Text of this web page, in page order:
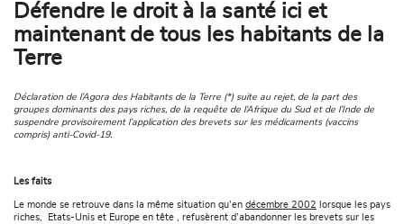
Défendre le droit à la santé ici et
maintenant de tous les habitants de la
Terre
Déclaration de l’Agora des Habitants de la Terre (*) suite au rejet, de la part des
groupes dominants des pays riches, de la requête de l’Afrique du Sud et de l’Inde de
suspendre provisoirement l’application des brevets sur les médicaments (vaccins
compris) anti-Covid-19.
Les faits
Le monde se retrouve dans la même situation qu’en décembre 2002 lorsque les pays
riches, Etats-Unis et Europe en tête , refusèrent d’abandonner les brevets sur les